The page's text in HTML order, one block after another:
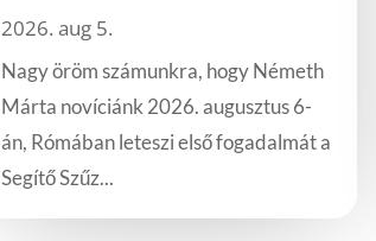
2026. aug 5.
Nagy öröm számunkra, hogy Németh
Márta novíciánk 2026. augusztus 6-
án, Rómában leteszi első fogadalmát a
Segítő Szűz...